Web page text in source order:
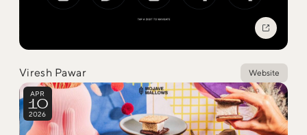
@iDID_team
@iDID.team
Project byFOURDIGIT ,SHIFTBRAIN andWab Design
Privacy Policy
Viresh Pawar Website
APR
10
2026